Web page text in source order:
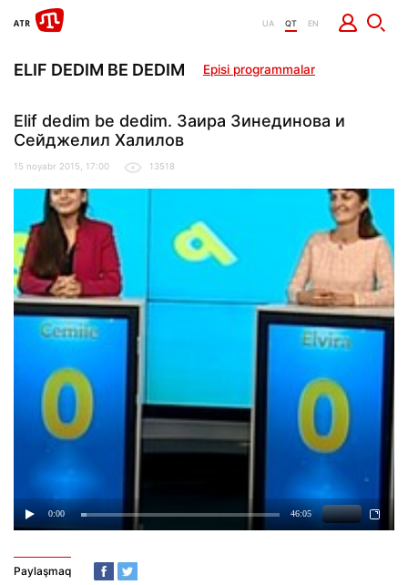
UA QT EN
ELIF DEDIM BE DEDIM Episi programmalar
Elif dedim be dedim. Заира Зинединова и
Сейджелил Халилов
15 noyabr 2015, 17:00 13518
Paylaşmaq